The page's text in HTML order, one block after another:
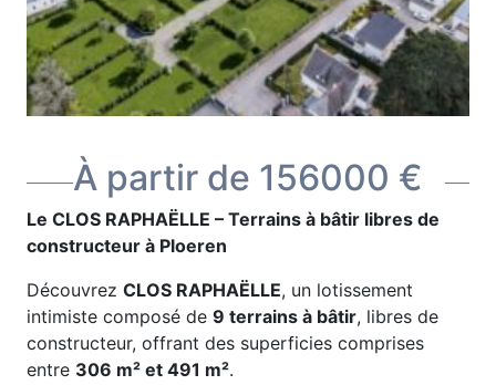
À partir de 156000 €
Le CLOS RAPHAËLLE – Terrains à bâtir libres de
constructeur à Ploeren
Découvrez CLOS RAPHAËLLE, un lotissement
intimiste composé de 9 terrains à bâtir, libres de
constructeur, offrant des superficies comprises
entre 306 m² et 491 m².